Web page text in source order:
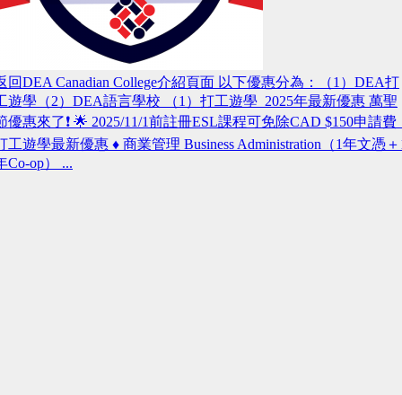
回DEA Canadian College介紹頁面 以下優惠分為：（1）DEA打
遊學（2）DEA語言學校 （1）打工遊學 2025年最新優惠 萬聖
優惠來了❗️ 🌟 2025/11/1前註冊ESL課程可免除CAD $150申請
工遊學最新優惠 ♦ 商業管理 Business Administration（1年文憑
Co-op） ...